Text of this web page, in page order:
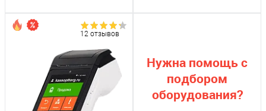
12 отзывов
Нужна помощь с
подбором
оборудования?